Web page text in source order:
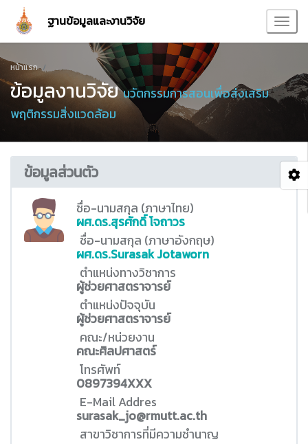
ฐานข้อมูลและงานวิจัย
หน้าแรก
ข้อมูลงานวิจัยนวัตกรรมการสอนเพื่อส่งเสริม
พฤติกรรมสิ่งแวดล้อม
ข้อมูลส่วนตัว
ชื่อ-นามสกุล (ภาษาไทย)
ผศ.ดร.สุรศักดิ์ โจถาวร
ชื่อ-นามสกุล (ภาษาอังกฤษ)
ผศ.ดร.Surasak Jotaworn
ตำแหน่งทางวิชาการ
ผู้ช่วยศาสตราจารย์
ตำแหน่งปัจจุบัน
ผู้ช่วยศาสตราจารย์
คณะ/หน่วยงาน
คณะศิลปศาสตร์
โทรศัพท์
0897394XXX
E-Mail Addres
surasak_jo@rmutt.ac.th
สาขาวิชาการที่มีความชำนาญ